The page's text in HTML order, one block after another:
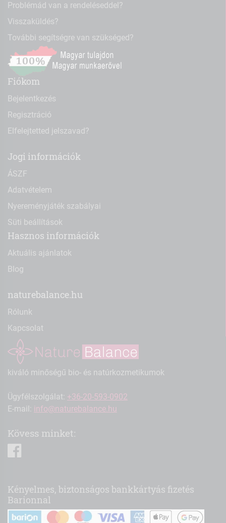
Problémád van a rendeléseddel?
Visszaküldés?
További segítségre van szükséged?
Fiókom
Bejelentkezés
Regisztráció
Elfelejtetted jelszavad?
Jogi információk
ÁSZF
Adatvételem
Nyereményjáték szabályai
Süti beállítások
Hasznos információk
Aktuális ajánlatok
Blog
naturebalance.hu
Rólunk
Kapcsolat
kiváló minőségű bio- és natúrkozmetikumok
Ügyfélszolgálat: +36-20-593-0902
E-mail: info@naturebalance.hu
Kövess minket:
Kényelmes, biztonságos bankkártyás fizetés
Barionnal